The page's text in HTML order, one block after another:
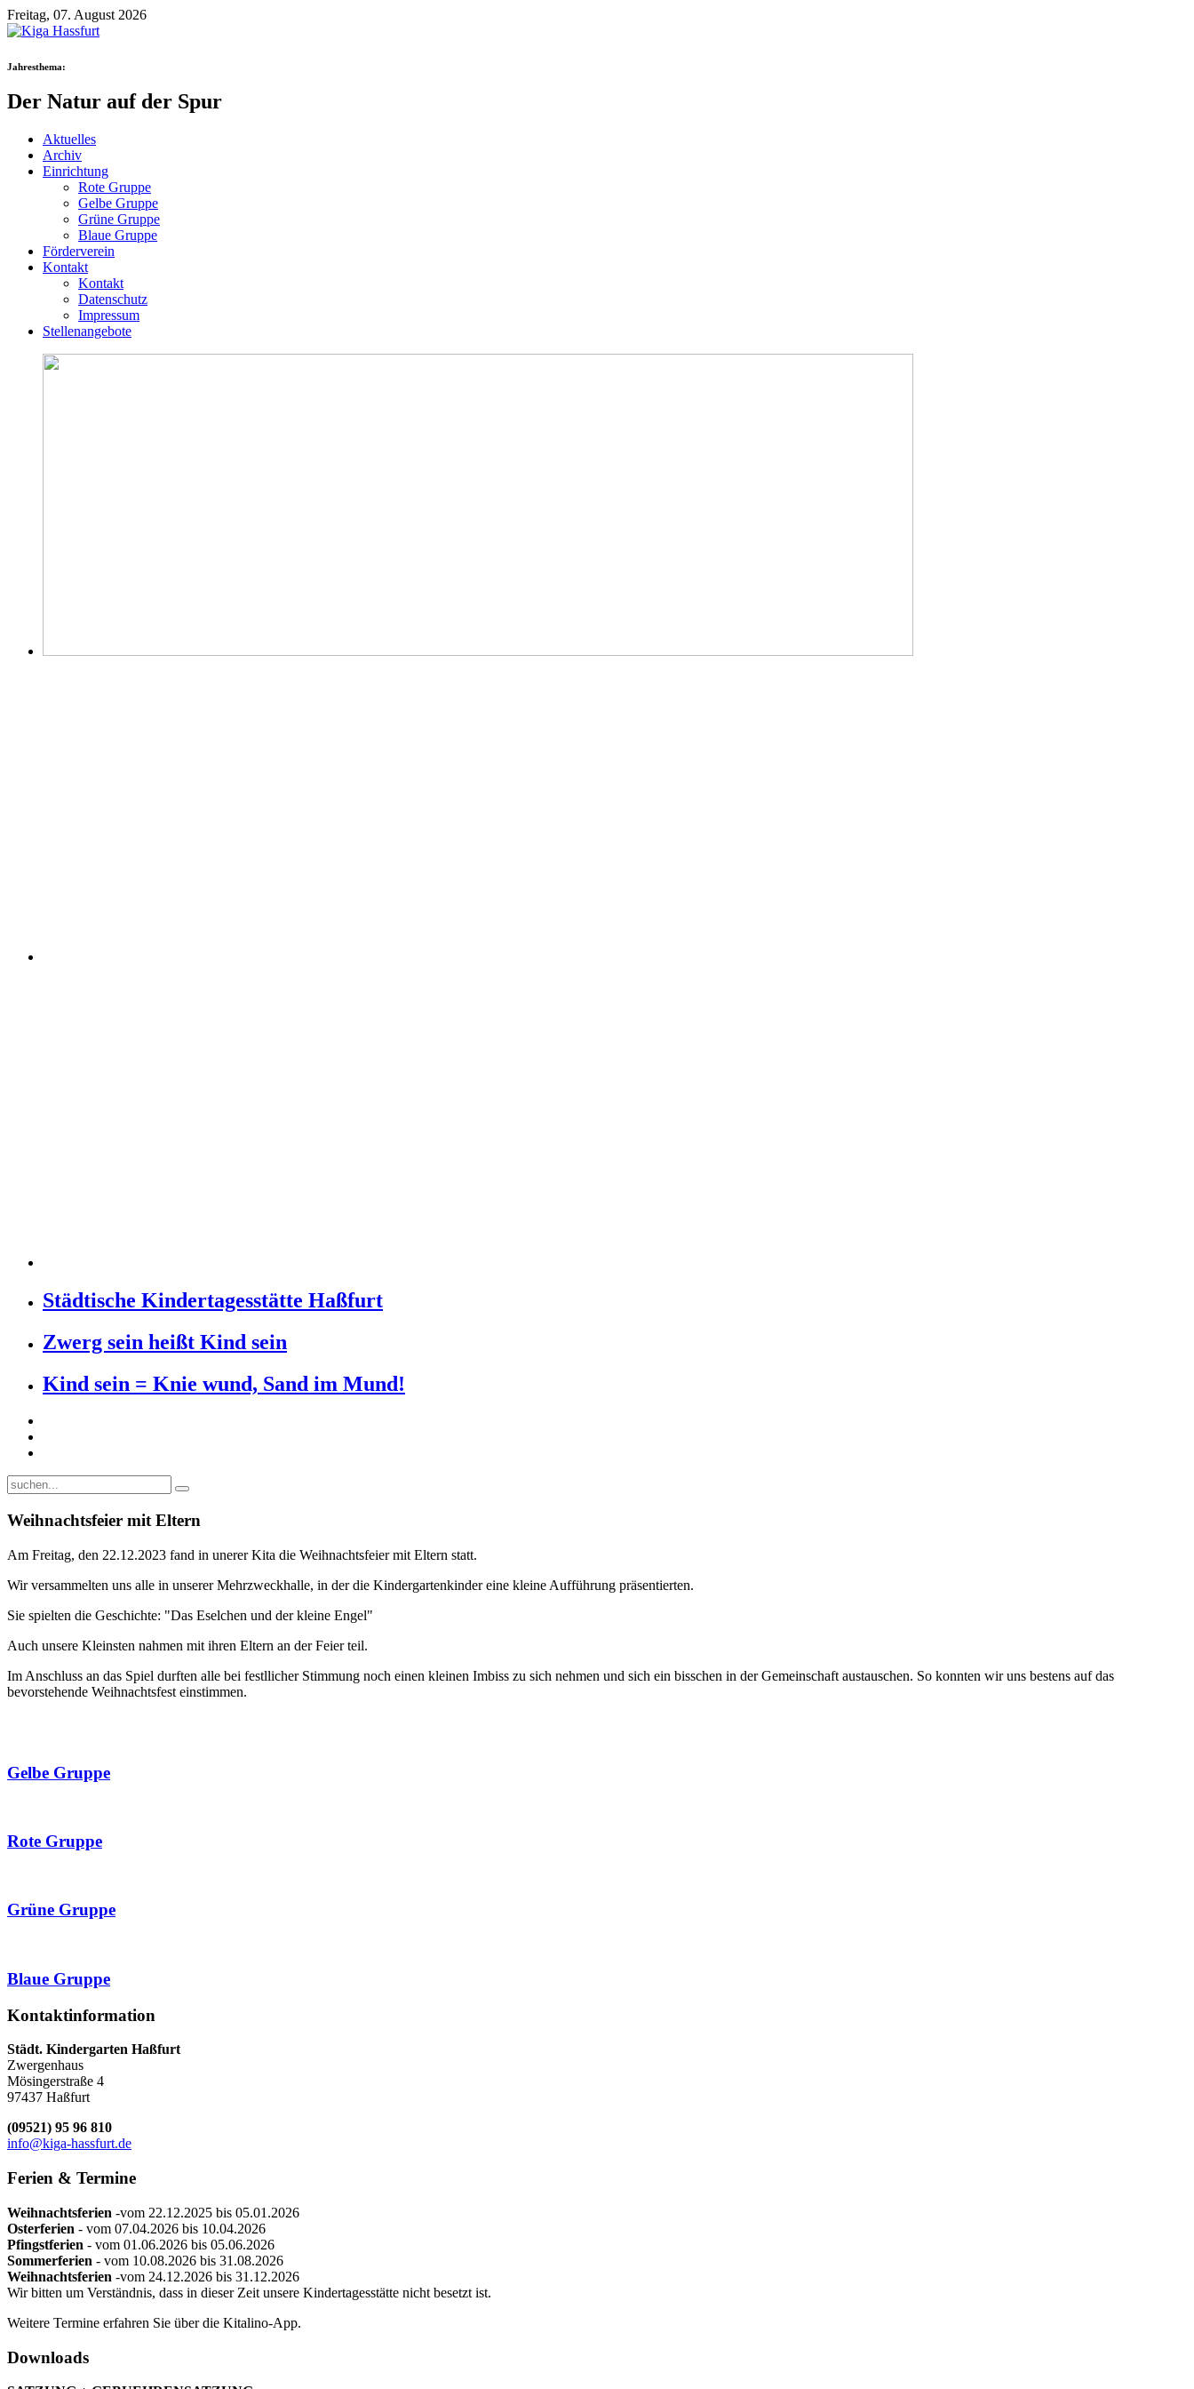
Freitag, 07. August 2026
Jahresthema:
Der Natur auf der Spur
Aktuelles
Archiv
Einrichtung
Rote Gruppe
Gelbe Gruppe
Grüne Gruppe
Blaue Gruppe
Förderverein
Kontakt
Kontakt
Datenschutz
Impressum
Stellenangebote
Städtische Kindertagesstätte Haßfurt
Zwerg sein heißt Kind sein
Kind sein = Knie wund, Sand im Mund!
Weihnachtsfeier mit Eltern
Am Freitag, den 22.12.2023 fand in unerer Kita die Weihnachtsfeier mit Eltern statt.
Wir versammelten uns alle in unserer Mehrzweckhalle, in der die Kindergartenkinder eine kleine Aufführung präsentierten.
Sie spielten die Geschichte: "Das Eselchen und der kleine Engel"
Auch unsere Kleinsten nahmen mit ihren Eltern an der Feier teil.
Im Anschluss an das Spiel durften alle bei festllicher Stimmung noch einen kleinen Imbiss zu sich nehmen und sich ein bisschen in der Gemeinschaft austauschen. So konnten wir uns bestens auf das
bevorstehende Weihnachtsfest einstimmen.
Gelbe Gruppe
Rote Gruppe
Grüne Gruppe
Blaue Gruppe
Kontaktinformation
Städt. Kindergarten Haßfurt
Zwergenhaus
Mösingerstraße 4
97437 Haßfurt
(09521) 95 96 810
info@kiga-hassfurt.de
Ferien & Termine
Weihnachtsferien -vom 22.12.2025 bis 05.01.2026
Osterferien - vom 07.04.2026 bis 10.04.2026
Pfingstferien - vom 01.06.2026 bis 05.06.2026
Sommerferien - vom 10.08.2026 bis 31.08.2026
Weihnachtsferien -vom 24.12.2026 bis 31.12.2026
Wir bitten um Verständnis, dass in dieser Zeit unsere Kindertagesstätte nicht besetzt ist.
Weitere Termine erfahren Sie über die Kitalino-App.
Downloads